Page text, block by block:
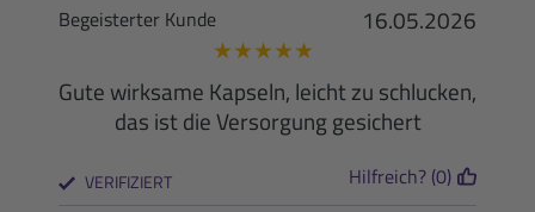
16.05.2026
Begeisterter Kunde
★★★★★
Gute wirksame Kapseln, leicht zu schlucken,
das ist die Versorgung gesichert
VERIFIZIERT Hilfreich? (0)